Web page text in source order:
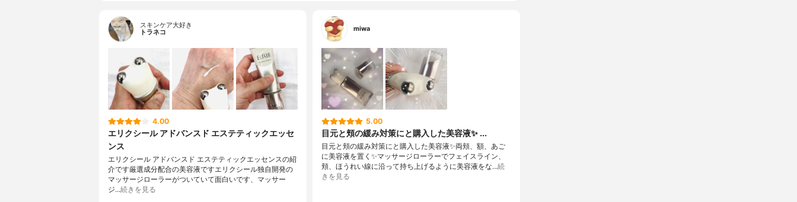
スキンケア大好き
トラネコ
4.00
エリクシール アドバンスド エステティックエッセ
ンス
エリクシール アドバンスド エステティックエッセンスの紹
介です厳選成分配合の美容液ですエリクシール独自開発の
マッサージローラーがついていて面白いです、マッサー
ジ…続きを見る
miwa
5.00
目元と頬の緩み対策にと購入した美容液✨ ...
目元と頬の緩み対策にと購入した美容液✨両頬、額、あご
に美容液を置く✨マッサージローラーでフェイスライン、
頬、ほうれい線に沿って持ち上げるように美容液をな…続
きを見る